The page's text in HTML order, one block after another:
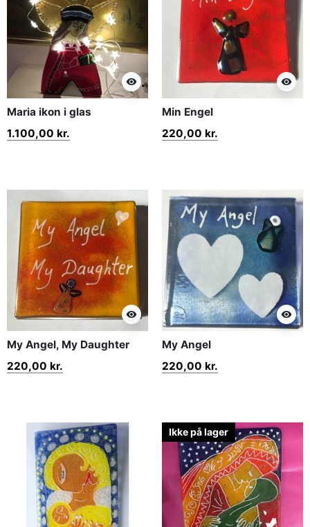
visibility
Maria ikon i glas
1.100,00 kr.
visibility
Min Engel
220,00 kr.
visibility
My Angel, My Daughter
220,00 kr.
visibility
My Angel
220,00 kr.
Ikke på lager